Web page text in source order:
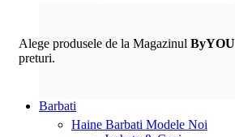
Alege produsele de la Magazinul ByYOU
preturi.
Barbati
Haine Barbati Modele Noi